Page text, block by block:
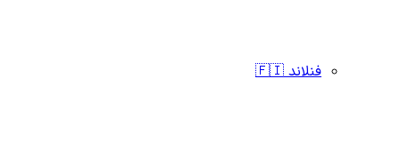
فنلاند 🇫🇮